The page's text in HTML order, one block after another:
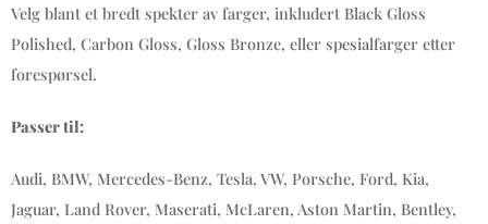
Velg blant et bredt spekter av farger, inkludert Black Gloss
Polished, Carbon Gloss, Gloss Bronze, eller spesialfarger etter
forespørsel.
Passer til:
Audi, BMW, Mercedes-Benz, Tesla, VW, Porsche, Ford, Kia,
Jaguar, Land Rover, Maserati, McLaren, Aston Martin, Bentley,